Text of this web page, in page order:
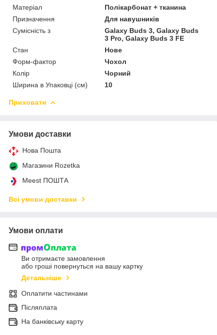
Матеріал
Полікарбонат + тканина
Призначення
Для навушників
Сумісність з
Galaxy Buds 3, Galaxy Buds
3 Pro, Galaxy Buds 3 FE
Стан
Нове
Форм-фактор
Чохол
Колір
Чорний
Ширина в Упаковці (см)
10
Приховати
Умови доставки
Нова Пошта
Магазини Rozetka
Meest ПОШТА
Всі умови доставки
Умови оплати
Ви отримаєте замовлення
або гроші повернуться на вашу картку
Детальніше
Оплатити частинами
Післяплата
На банківську карту